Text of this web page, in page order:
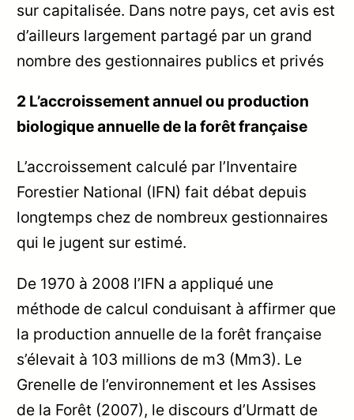
sur capitalisée. Dans notre pays, cet avis est
d’ailleurs largement partagé par un grand
nombre des gestionnaires publics et privés
2 L’accroissement annuel ou production
biologique annuelle de la forêt française
L’accroissement calculé par l’Inventaire
Forestier National (IFN) fait débat depuis
longtemps chez de nombreux gestionnaires
qui le jugent sur estimé.
De 1970 à 2008 l’IFN a appliqué une
méthode de calcul conduisant à affirmer que
la production annuelle de la forêt française
s’élevait à 103 millions de m3 (Mm3). Le
Grenelle de l’environnement et les Assises
de la Forêt (2007), le discours d’Urmatt de